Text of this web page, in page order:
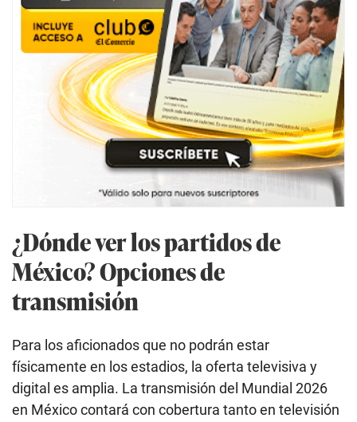
¿Dónde ver los partidos de
México? Opciones de
transmisión
Para los aficionados que no podrán estar
físicamente en los estadios, la oferta televisiva y
digital es amplia. La transmisión del Mundial 2026
en México contará con cobertura tanto en televisión